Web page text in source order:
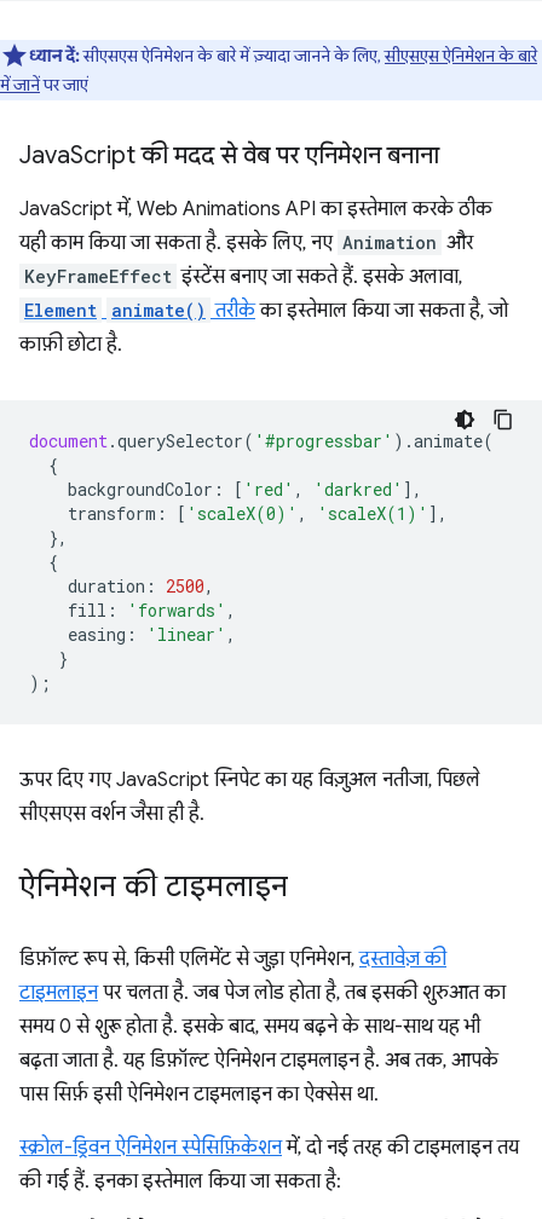
ध्यान दें:सीएसएस ऐनिमेशन के बारे में ज़्यादा जानने के लिए,सीएसएस ऐनिमेशन के बारे
में जानेंपर जाएं
JavaScript की मदद से वेब पर एनिमेशन बनाना
JavaScript में, Web Animations API का इस्तेमाल करके ठीक
यही काम किया जा सकता है. इसके लिए, नए Animation और
KeyFrameEffect इंस्टेंस बनाए जा सकते हैं. इसके अलावा,
Element animate() तरीकेका इस्तेमाल किया जा सकता है, जो
काफ़ी छोटा है.
document.querySelector( '#progressbar' ).animate(
{
backgroundColor : [ 'red' , 'darkred' ],
transform : [ 'scaleX(0)' , 'scaleX(1)' ],
},
{
duration : 2500,
fill : 'forwards' ,
easing : 'linear' ,
}
);
ऊपर दिए गए JavaScript स्निपेट का यह विज़ुअल नतीजा, पिछले
सीएसएस वर्शन जैसा ही है.
ऐनिमेशन की टाइमलाइन
डिफ़ॉल्ट रूप से, किसी एलिमेंट से जुड़ा एनिमेशन,दस्तावेज़ की
टाइमलाइनपर चलता है. जब पेज लोड होता है, तब इसकी शुरुआत का
समय 0 से शुरू होता है. इसके बाद, समय बढ़ने के साथ-साथ यह भी
बढ़ता जाता है. यह डिफ़ॉल्ट ऐनिमेशन टाइमलाइन है. अब तक, आपके
पास सिर्फ़ इसी ऐनिमेशन टाइमलाइन का ऐक्सेस था.
स्क्रोल-ड्रिवन ऐनिमेशन स्पेसिफ़िकेशनमें, दो नई तरह की टाइमलाइन तय
की गई हैं. इनका इस्तेमाल किया जा सकता है: